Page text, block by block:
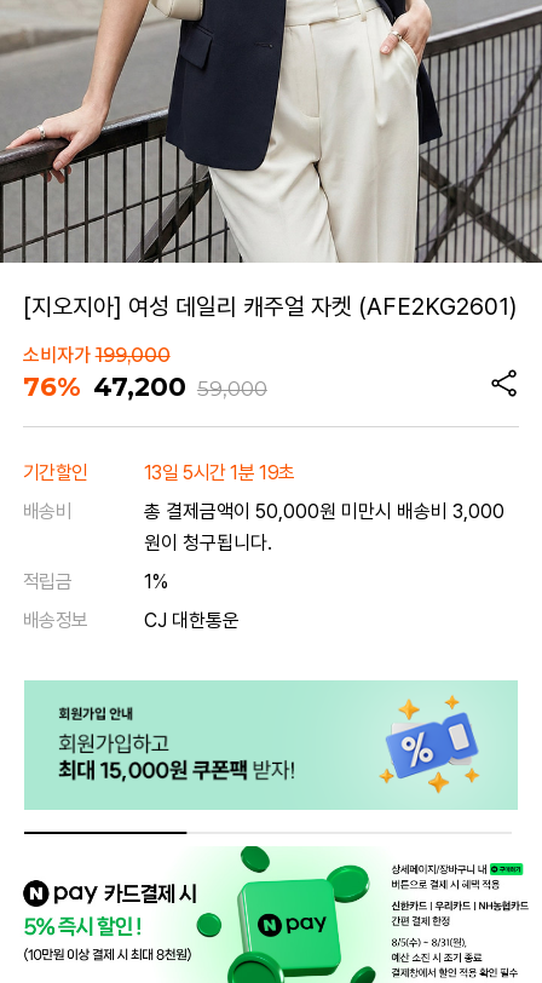
[지오지아] 여성 데일리 캐주얼 자켓 (AFE2KG2601)
소비자가199,000
76% 47,200 59,000
기간할인
13일 5시간 1분 19초
배송비
총 결제금액이 50,000원 미만시 배송비 3,000
원이 청구됩니다.
적립금
1%
배송정보
CJ 대한통운